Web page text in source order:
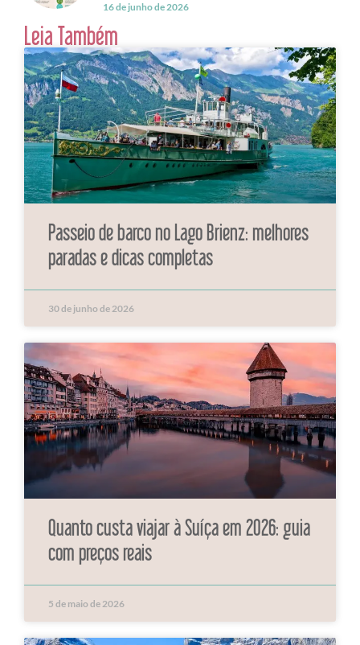
16 de junho de 2026
Leia Também
Passeio de barco no Lago Brienz: melhores
paradas e dicas completas
30 de junho de 2026
Quanto custa viajar à Suíça em 2026: guia
com preços reais
5 de maio de 2026